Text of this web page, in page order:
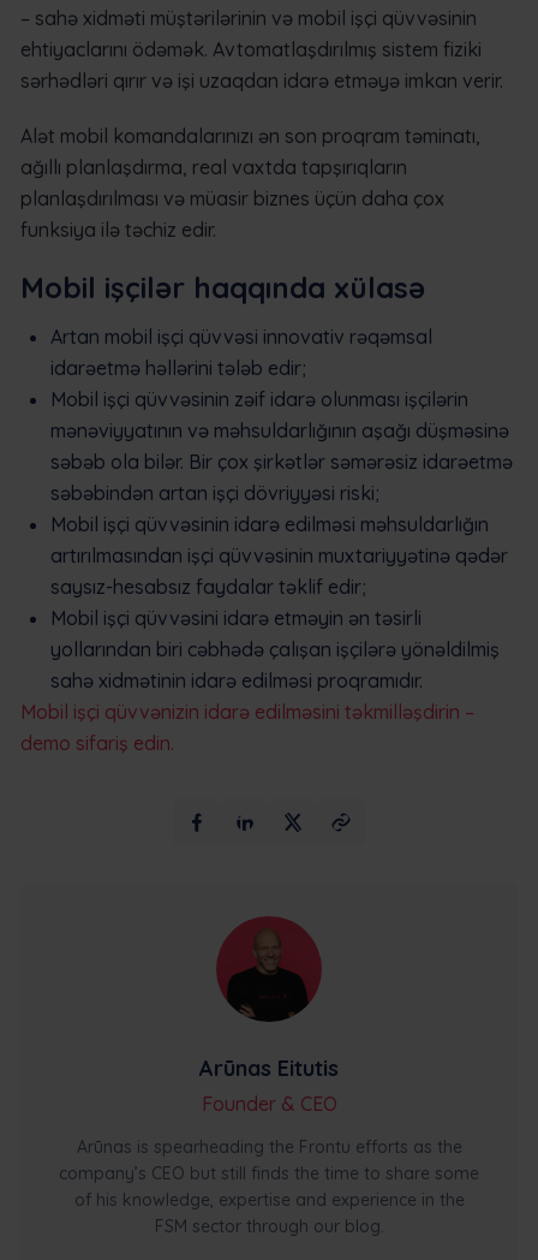
– sahə xidməti müştərilərinin və mobil işçi qüvvəsinin
ehtiyaclarını ödəmək. Avtomatlaşdırılmış sistem fiziki
sərhədləri qırır və işi uzaqdan idarə etməyə imkan verir.
Alət mobil komandalarınızı ən son proqram təminatı,
ağıllı planlaşdırma, real vaxtda tapşırıqların
planlaşdırılması və müasir biznes üçün daha çox
funksiya ilə təchiz edir.
Mobil işçilər haqqında xülasə
Artan mobil işçi qüvvəsi innovativ rəqəmsal
idarəetmə həllərini tələb edir;
Mobil işçi qüvvəsinin zəif idarə olunması işçilərin
mənəviyyatının və məhsuldarlığının aşağı düşməsinə
səbəb ola bilər. Bir çox şirkətlər səmərəsiz idarəetmə
səbəbindən artan işçi dövriyyəsi riski;
Mobil işçi qüvvəsinin idarə edilməsi məhsuldarlığın
artırılmasından işçi qüvvəsinin muxtariyyətinə qədər
saysız-hesabsız faydalar təklif edir;
Mobil işçi qüvvəsini idarə etməyin ən təsirli
yollarından biri cəbhədə çalışan işçilərə yönəldilmiş
sahə xidmətinin idarə edilməsi proqramıdır.
Mobil işçi qüvvənizin idarə edilməsini təkmilləşdirin –
demo sifariş edin.
Arūnas Eitutis
Founder & CEO
Arūnas is spearheading the Frontu efforts as the
company’s CEO but still finds the time to share some
of his knowledge, expertise and experience in the
FSM sector through our blog.